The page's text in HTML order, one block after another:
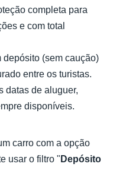
completa para
e com total
depósito (sem caução)
entre os turistas.
datas de aluguer,
disponíveis.
carro com a opção
usar o filtro " Depósito